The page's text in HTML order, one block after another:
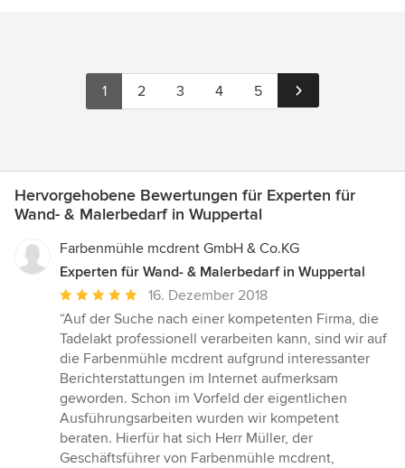
1 2 3 4 5
Hervorgehobene Bewertungen für Experten für
Wand- & Malerbedarf in Wuppertal
Farbenmühle mcdrent GmbH & Co.KG
Experten für Wand- & Malerbedarf in Wuppertal
Durchschnittliche
Bewertung:
5
von
5
Sternen
16. Dezember 2018
“Auf der Suche nach einer kompetenten Firma, die
Tadelakt professionell verarbeiten kann, sind wir auf
die Farbenmühle mcdrent aufgrund interessanter
Berichterstattungen im Internet aufmerksam
geworden. Schon im Vorfeld der eigentlichen
Ausführungsarbeiten wurden wir kompetent
beraten. Hierfür hat sich Herr Müller, der
Geschäftsführer von Farbenmühle mcdrent,